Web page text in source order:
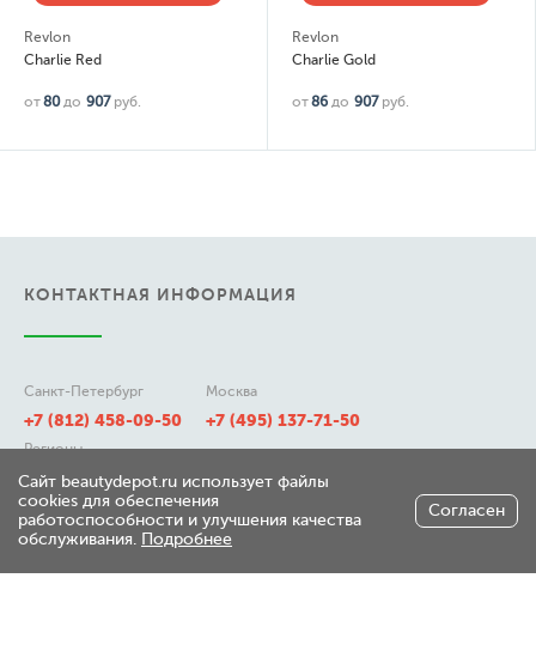
Red
до907 руб.
Revlon
Charlie Gold
до907 руб.
КОНТАКТНАЯ ИНФОРМАЦИЯ
Санкт-Петербург
+7 (812) 458-09-50
Москва
+7 (495) 137-71-50
Регионы
8 (800) 511-21-50
197348, г. Санкт-Петербург,
Сайт beautydepot.ru использует файлы
cookies для обеспечения
работоспособности и улучшения качества
обслуживания. Подробнее
Согласен